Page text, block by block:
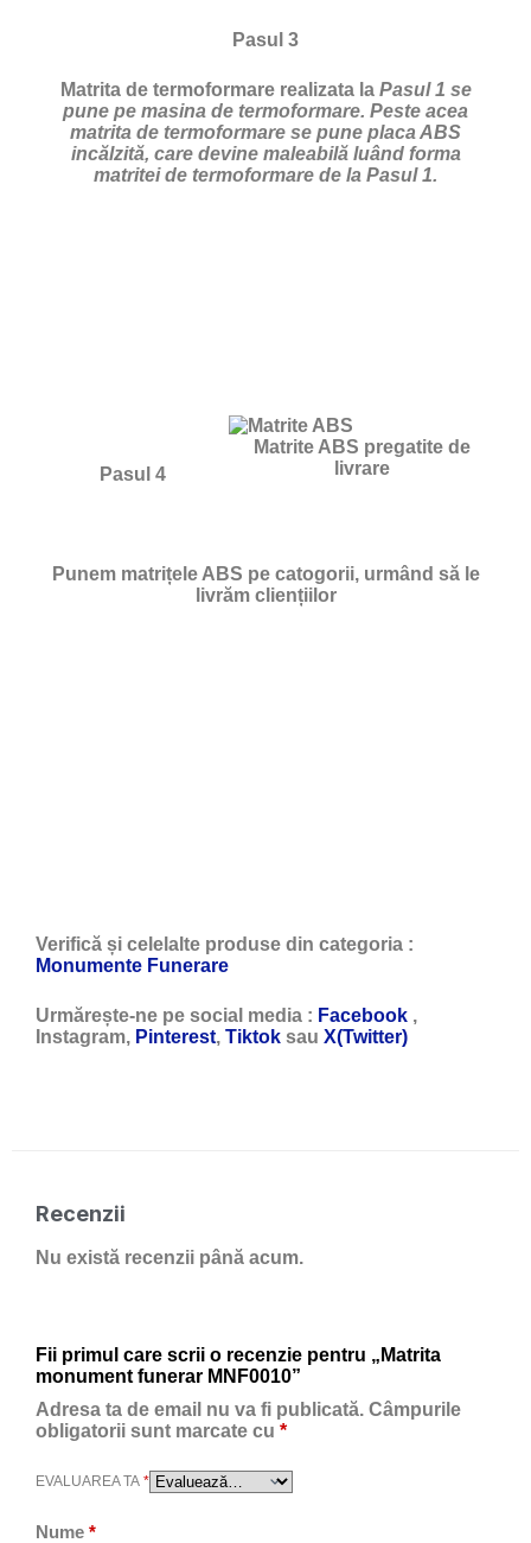
Pasul 3
Matrita de termoformare realizata la Pasul 1 se
pune pe masina de termoformare. Peste acea
matrita de termoformare se pune placa ABS
incălzită, care devine maleabilă luând forma
matritei de termoformare de la Pasul 1.
Matrite ABS pregatite de
livrare
Pasul 4
Punem matrițele ABS pe catogorii, urmând să le
livrăm cliențiilor
Verifică și celelalte produse din categoria :
Monumente Funerare
Urmărește-ne pe social media : Facebook ,
Instagram, Pinterest, Tiktok sau X(Twitter)
Recenzii
Nu există recenzii până acum.
Fii primul care scrii o recenzie pentru „Matrita
monument funerar MNF0010”
Adresa ta de email nu va fi publicată. Câmpurile
obligatorii sunt marcate cu *
EVALUAREA TA *
Nume *